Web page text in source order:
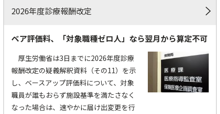
2026年度診療報酬改定
ベア評価料、「対象職種ゼロ人」なら翌月から算定不可
厚生労働省は3日までに2026年度診療
報酬改定の疑義解釈資料（その11）を示
し、ベースアップ評価料について、対象
職員が誰もおらず施設基準を満たさなく
なった場合は、速やかに届け出変更を行